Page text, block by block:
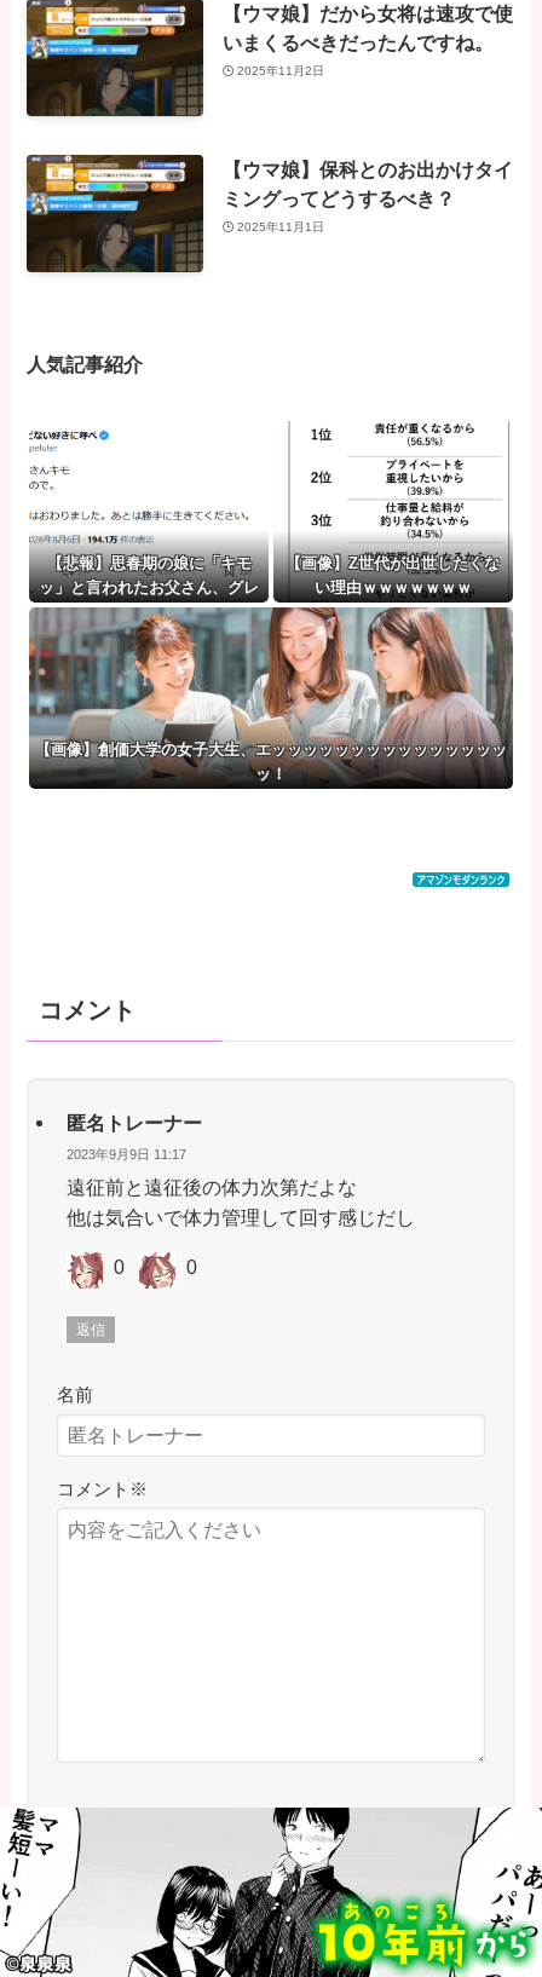
【ウマ娘】だから女将は速攻で使
いまくるべきだったんですね。
2025年11月2日
【ウマ娘】保科とのお出かけタイ
ミングってどうするべき？
2025年11月1日
人気記事紹介
【悲報】思春期の娘に「キモ
ッ」と言われたお父さん、グレ
る
【画像】Z世代が出世したくな
い理由ｗｗｗｗｗｗｗ
【画像】創価大学の女子大生、エッッッッッッッッッッッッッッッ
ッ！
コメント
匿名トレーナー
2023年9月9日 11:17
遠征前と遠征後の体力次第だよな
他は気合いで体力管理して回す感じだし
0 0
返信
名前
コメント ※
日本語が含まれない投稿は無視されますのでご注
意ください。（スパム対策）